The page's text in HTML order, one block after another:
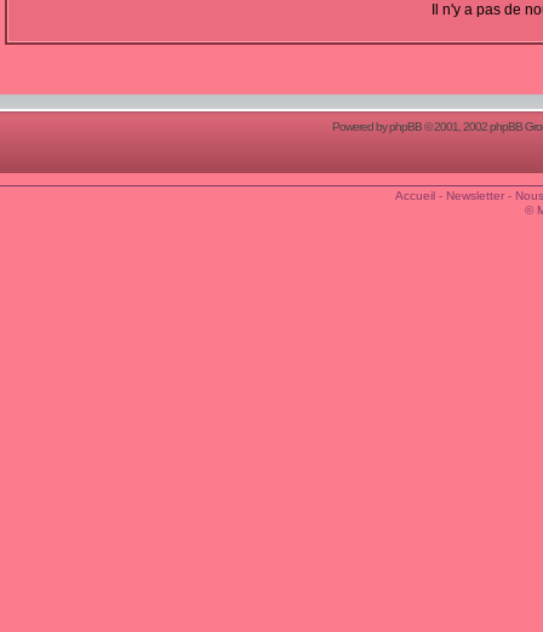
Il n'y a pas de
Powered byphpBB© 2001, 2002 phpBB
Accueil- Newsletter-
©